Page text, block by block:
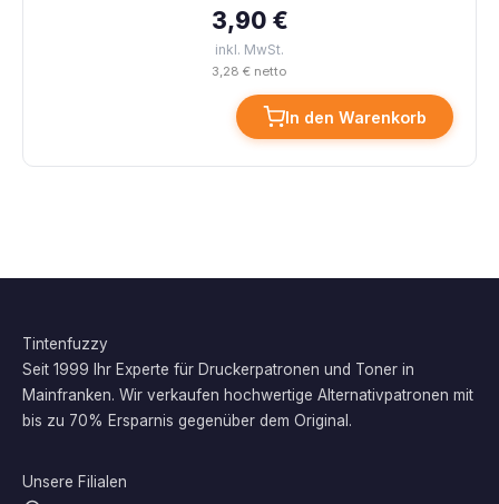
3,90 €
inkl. MwSt.
3,28 € netto
In den Warenkorb
Tintenfuzzy
Seit 1999 Ihr Experte für Druckerpatronen und Toner in
Mainfranken. Wir verkaufen hochwertige Alternativpatronen mit
bis zu 70% Ersparnis gegenüber dem Original.
Unsere Filialen